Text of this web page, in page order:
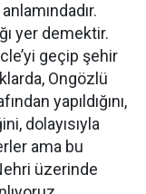
yer demektir.
geçip şehir
Ongözlü
yapıldığını,
dolayısıyla
ama bu
üzerinde